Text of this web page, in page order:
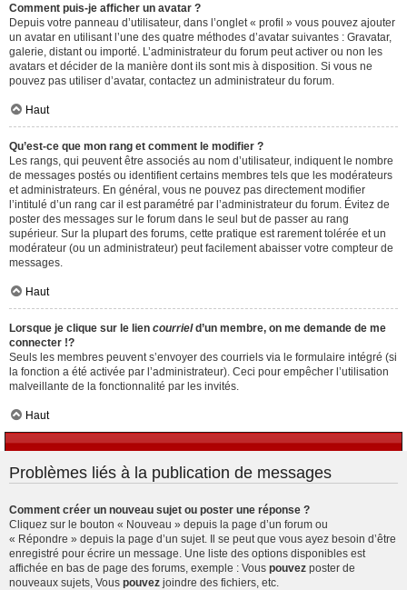
Comment puis-je afficher un avatar ?
Depuis votre panneau d’utilisateur, dans l’onglet « profil » vous pouvez ajouter
un avatar en utilisant l’une des quatre méthodes d’avatar suivantes : Gravatar,
galerie, distant ou importé. L’administrateur du forum peut activer ou non les
avatars et décider de la manière dont ils sont mis à disposition. Si vous ne
pouvez pas utiliser d’avatar, contactez un administrateur du forum.
Haut
Qu’est-ce que mon rang et comment le modifier ?
Les rangs, qui peuvent être associés au nom d’utilisateur, indiquent le nombre
de messages postés ou identifient certains membres tels que les modérateurs
et administrateurs. En général, vous ne pouvez pas directement modifier
l’intitulé d’un rang car il est paramétré par l’administrateur du forum. Évitez de
poster des messages sur le forum dans le seul but de passer au rang
supérieur. Sur la plupart des forums, cette pratique est rarement tolérée et un
modérateur (ou un administrateur) peut facilement abaisser votre compteur de
messages.
Haut
Lorsque je clique sur le lien courrield’un membre, on me demande de me
connecter !?
Seuls les membres peuvent s’envoyer des courriels via le formulaire intégré (si
la fonction a été activée par l’administrateur). Ceci pour empêcher l’utilisation
malveillante de la fonctionnalité par les invités.
Haut
Problèmes liés à la publication de messages
Comment créer un nouveau sujet ou poster une réponse ?
Cliquez sur le bouton « Nouveau » depuis la page d’un forum ou
« Répondre » depuis la page d’un sujet. Il se peut que vous ayez besoin d’être
enregistré pour écrire un message. Une liste des options disponibles est
affichée en bas de page des forums, exemple : Vous pouvez poster de
nouveaux sujets, Vous pouvez joindre des fichiers, etc.